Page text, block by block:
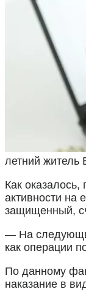
летний
Как
активности на
защищенный,
— На
как операции
По данному
наказание в